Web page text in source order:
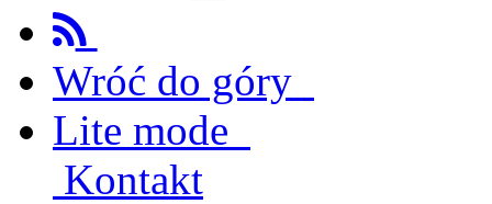
Wróć do góry
Lite mode
Kontakt